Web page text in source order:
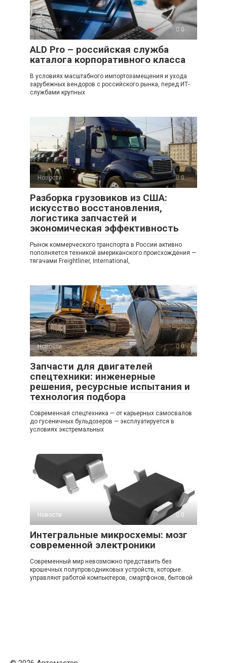
Новости 0
ALD Pro – российская служба
каталога корпоративного класса
В условиях масштабного импортозамещения и ухода
зарубежных вендоров с российского рынка, перед ИТ-
службами крупных
Новости 0
Разборка грузовиков из США:
искусство восстановления,
логистика запчастей и
экономическая эффективность
Рынок коммерческого транспорта в России активно
пополняется техникой американского происхождения —
тягачами Freightliner, International,
Новости 0
Запчасти для двигателей
спецтехники: инженерные
решения, ресурсные испытания и
технология подбора
Современная спецтехника — от карьерных самосвалов
до гусеничных бульдозеров — эксплуатируется в
условиях экстремальных
Новости 0
Интегральные микросхемы: мозг
современной электроники
Современный мир невозможно представить без
крошечных полупроводниковых устройств, которые
управляют работой компьютеров, смартфонов, бытовой